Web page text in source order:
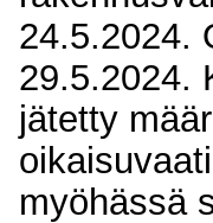
24.5.2024.
29.5.2024.
jätetty
myöhässä